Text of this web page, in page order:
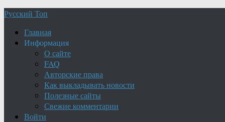
Русский Топ
Главная
Информация
О сайте
FAQ
Авторские права
Как выкладывать новости
Полезные сайты
Свежие комментарии
Войти